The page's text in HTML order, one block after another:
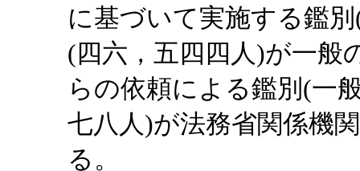
に基づいて実施する鑑
(四六，五四四人)が一般
らの依頼による鑑別(一
七八人)が法務省関係機
る。